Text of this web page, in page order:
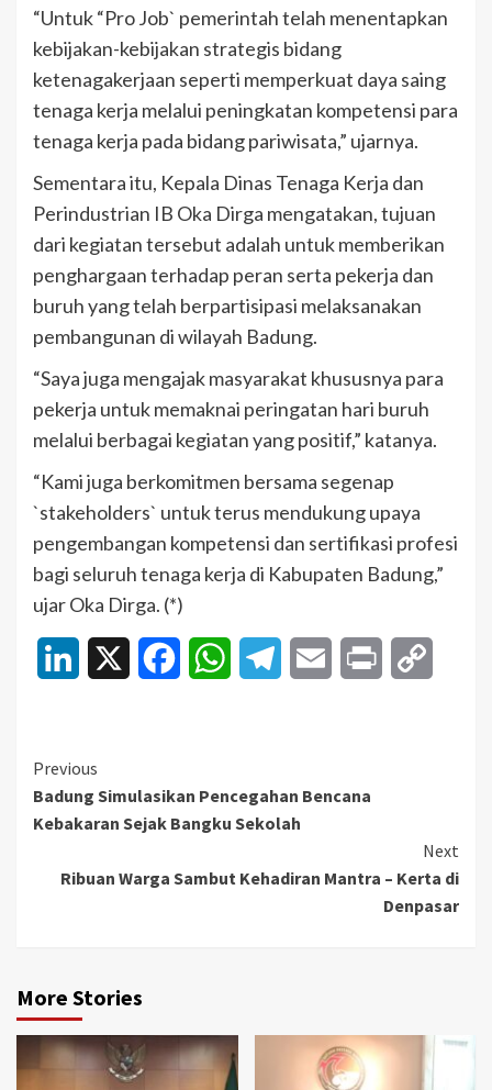
“Untuk “Pro Job` pemerintah telah menentapkan
kebijakan-kebijakan strategis bidang
ketenagakerjaan seperti memperkuat daya saing
tenaga kerja melalui peningkatan kompetensi para
tenaga kerja pada bidang pariwisata,” ujarnya.
Sementara itu, Kepala Dinas Tenaga Kerja dan
Perindustrian IB Oka Dirga mengatakan, tujuan
dari kegiatan tersebut adalah untuk memberikan
penghargaan terhadap peran serta pekerja dan
buruh yang telah berpartisipasi melaksanakan
pembangunan di wilayah Badung.
“Saya juga mengajak masyarakat khususnya para
pekerja untuk memaknai peringatan hari buruh
melalui berbagai kegiatan yang positif,” katanya.
“Kami juga berkomitmen bersama segenap
`stakeholders` untuk terus mendukung upaya
pengembangan kompetensi dan sertifikasi profesi
bagi seluruh tenaga kerja di Kabupaten Badung,”
ujar Oka Dirga. (*)
LinkedIn FacebookWhatsAppTelegramEmail Print
Continue
Reading
Previous
Badung Simulasikan Pencegahan Bencana
Kebakaran Sejak Bangku Sekolah
Next
Ribuan Warga Sambut Kehadiran Mantra – Kerta di
Denpasar
More Stories